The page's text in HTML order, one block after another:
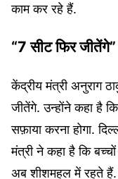
काम कर रहे हैं.
“7 सीट फिर जीतेंगे”
केंद्रीय मंत्री अनुराग
जीतेंगे. उन्होंने कहा है
सफ़ाया करना होगा.
मंत्री ने कहा है कि
अब शीशमहल में रहते हैं.